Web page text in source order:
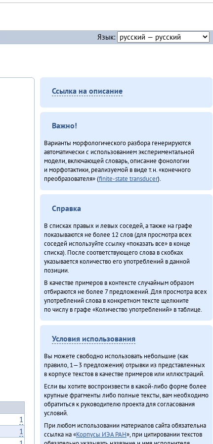
Язык:
1
1
Ссылка на описание
Важно!
Варианты морфологического разбора генерируются
автоматически с использованием экспериментальной
модели, включающей словарь, описание фонологии
и морфотактики, реализуемой в виде т.н. «конечного
преобразователя» (finite-state transducer).
Справка
В списках правых и левых соседей, а также на графе
показываются не более 12 слов (для просмотра всех
соседей используйте ссылку «показать все» в конце
списка). После соответствующего слова в скобках
указывается количество его употреблений в данной
позиции.
В качестве примеров в контексте случайным образом
отбираются не более 7 предложений. Для просмотра всех
употреблений слова в конкретном тексте щелкните
по числу в графе «Количество употреблений» в таблице.
Условия использования
Вы можете свободно использовать небольшие (как
правило, 1—3 предложения) отрывки из представленных
в корпусе текстов в качестве примеров или иллюстраций.
Если вы хотите воспроизвести в какой-либо форме более
крупные фрагменты либо полные тексты, вам необходимо
обратиться к руководителю проекта для согласования
условий.
При любом использовании материалов сайта обязательна
ссылка на «Корпусы ИЭА РАН», при цитировании текстов